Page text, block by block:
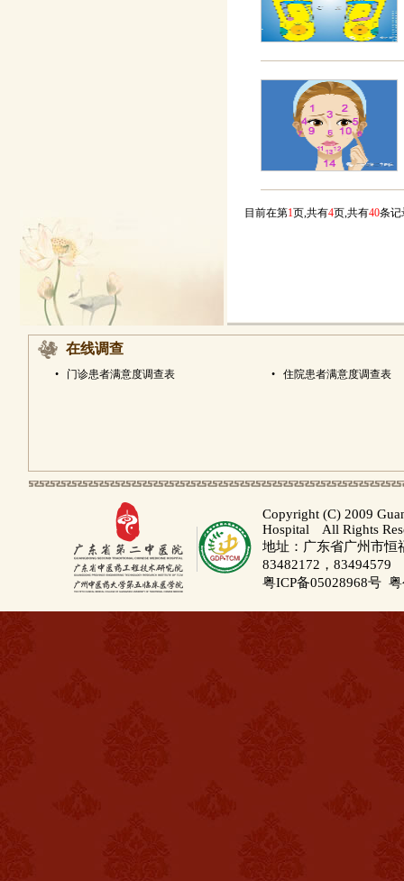
目前在第1页,共有4页,共有40条
在线调查
• 门诊患者满意度调查表 • 住院患者满意度调查表
Copyright (C) 2009
Hospital All Rights
地址：广东省广州市
83482172，83494579
粤ICP备05028968号